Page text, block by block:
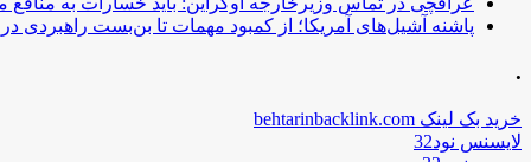
پاشنه آشیل‌های آمریکا؛ از کمبود مهمات تا بن‌بست راهبردی در
.
خرید بک لینک behtarinbacklink.com
لایسنس نود32